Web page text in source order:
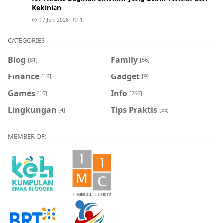
Kekinian
17 Jun, 2026 1
CATEGORIES
Blog [81] Family [56]
Finance [16] Gadget [9]
Games [10] Info [266]
Lingkungan [4] Tips Praktis [55]
MEMBER OF: